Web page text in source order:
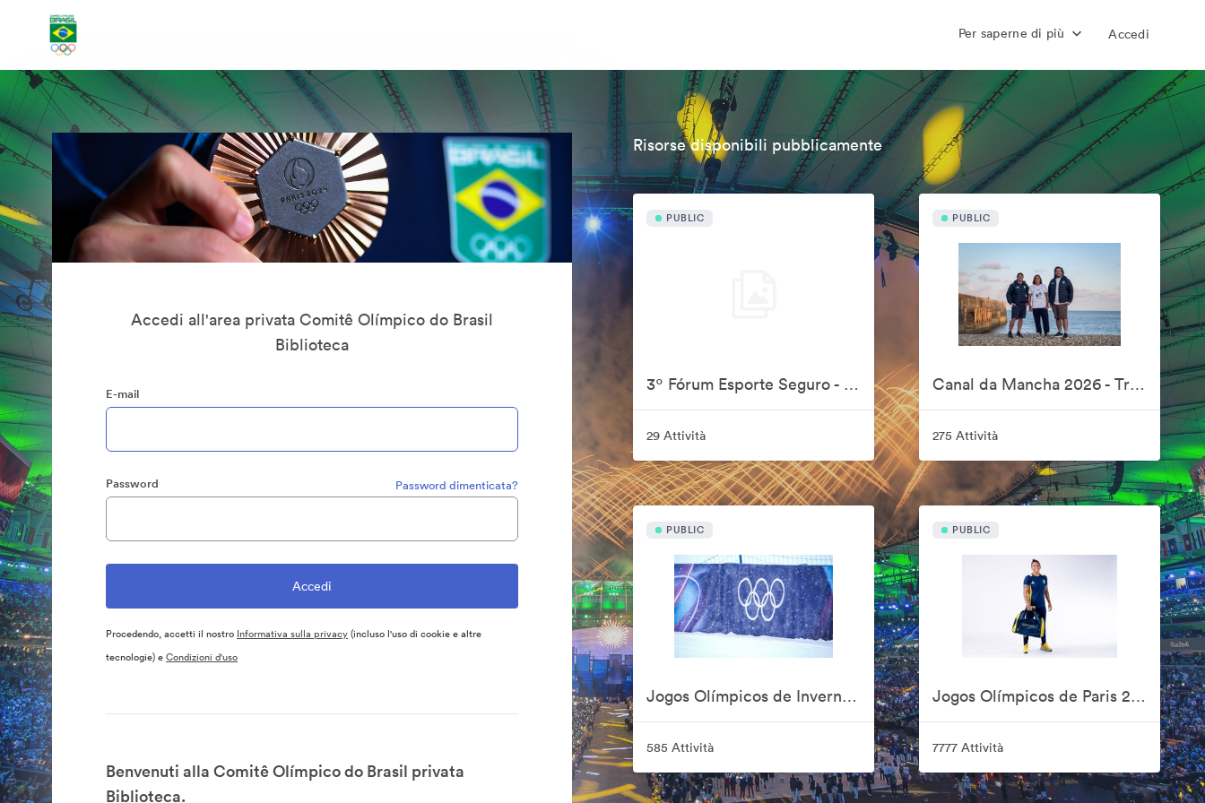
Per saperne di più Accedi
Accedi all'area privata Comitê Olímpico do Brasil
Biblioteca
E-mail
Password Password dimenticata?
Procedendo, accetti il nostro Informativa sulla privacy(incluso l'uso di cookie e altre
tecnologie) eCondizioni d'uso
Benvenuti alla Comitê Olímpico do Brasil privata
Biblioteca.
Risorse disponibili pubblicamente
PUBLIC
3º Fórum Esporte Seguro - 2026
29 Attività
PUBLIC
Canal da Mancha 2026 - Travessia Ana Marcela Cunha
275 Attività
PUBLIC
Jogos Olímpicos de Inverno Milão-Cortina 2026
585 Attività
PUBLIC
Jogos Olímpicos de Paris 2024
7777 Attività